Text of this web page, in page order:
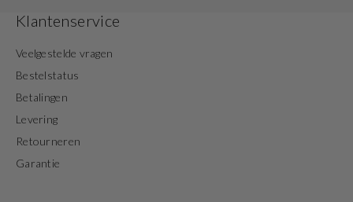
Klantenservice
Veelgestelde vragen
Bestelstatus
Betalingen
Levering
Retourneren
Garantie